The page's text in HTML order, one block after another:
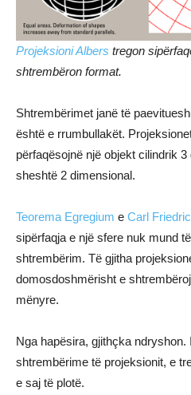
Projeksioni Albers tregon
shtrembëron format.
Shtrembërimet janë të
është e rrumbullakët.
përfaqësojnë një objekt cilindrik
sheshtë 2 dimensional.
Teorema Egregium e Carl
sipërfaqja e një sfere nuk mund
shtrembërim. Të gjitha
domosdoshmërisht e
mënyre.
Nga hapësira, gjithçka
shtrembërime të projeksionit, e
e saj të plotë.